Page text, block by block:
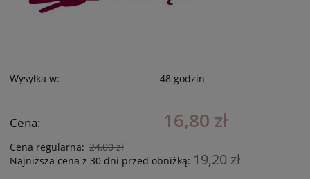
Wysyłka w: 48 godzin
Cena: 16,80 zł
Cena regularna: 24,00 zł
Najniższa cena z 30 dni przed obniżką: 19,20 zł